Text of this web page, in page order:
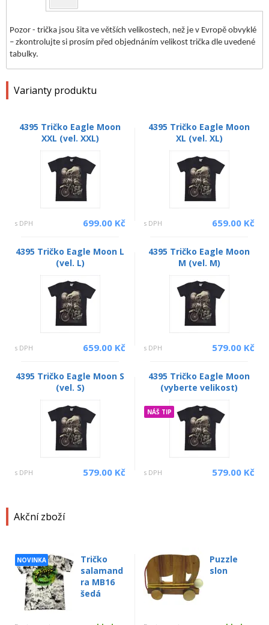
Akční zboží
NOVINKA
Tričko
salamand
ra MB16
šedá
Puzzle
slon
Pozor - trička jsou šita ve větších velikostech, než je v Evropě obvyklé
– zkontrolujte si prosím před objednáním velikost trička dle uvedené
tabulky.
Varianty produktu
4395 Tričko Eagle Moon
XXL (vel. XXL)
s DPH 699.00 Kč
4395 Tričko Eagle Moon
XL (vel. XL)
s DPH 659.00 Kč
4395 Tričko Eagle Moon L
(vel. L)
s DPH 659.00 Kč
4395 Tričko Eagle Moon
M (vel. M)
s DPH 579.00 Kč
4395 Tričko Eagle Moon S
(vel. S)
s DPH 579.00 Kč
4395 Tričko Eagle Moon
(vyberte velikost)
NÁŠ TIP
s DPH 579.00 Kč